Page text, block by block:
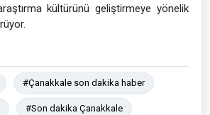
kültürünü geliştirmeye yönelik
#Çanakkale son dakika haber
#Son dakika Çanakkale